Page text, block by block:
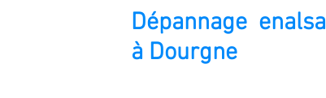
Dépannage enalsa
à Dourgne